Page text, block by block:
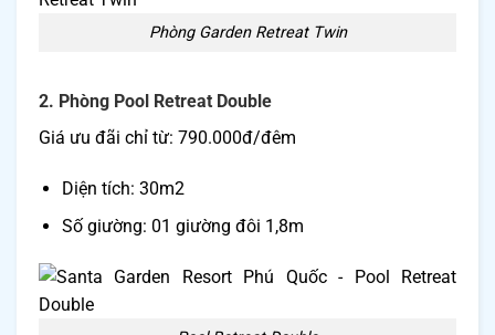
Phòng Garden Retreat Twin
2. Phòng Pool Retreat Double
Giá ưu đãi chỉ từ: 790.000đ/đêm
Diện tích: 30m2
Số giường: 01 giường đôi 1,8m